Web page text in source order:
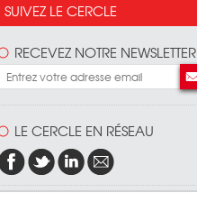
SUIVEZ LE CERCLE
RECEVEZ NOTRE NEWSLETTER
LE CERCLE EN RÉSEAU